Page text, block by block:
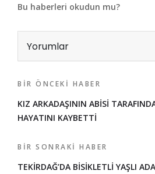
Bu haberleri okudun mu?
Yorumlar
BIR ÖNCEKI HABER
KIZ ARKADAŞININ ABİSİ
HAYATINI KAYBETTİ
BIR SONRAKI HABER
TEKİRDAĞ’DA BİSİKLETLİ YAŞLI